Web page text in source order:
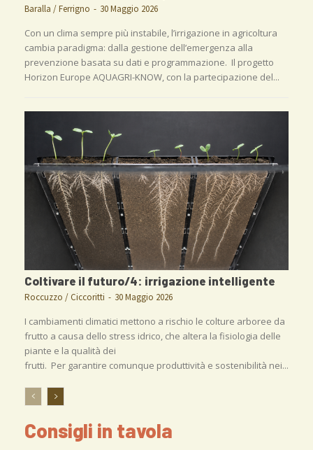
Baralla / Ferrigno - 30 Maggio 2026
Con un clima sempre più instabile, l’irrigazione in agricoltura
cambia paradigma: dalla gestione dell’emergenza alla
prevenzione basata su dati e programmazione. Il progetto
Horizon Europe AQUAGRI-KNOW, con la partecipazione del...
Coltivare il futuro/4: irrigazione intelligente
Roccuzzo / Ciccoritti - 30 Maggio 2026
I cambiamenti climatici mettono a rischio le colture arboree da
frutto a causa dello stress idrico, che altera la fisiologia delle
piante e la qualità dei
frutti. Per garantire comunque produttività e sostenibilità nei...
Consigli in tavola